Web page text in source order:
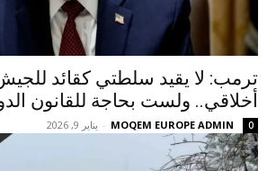
ترمب: لا يقيد سلطتي كقائد
أخلاقي.. ولست بحاجة للقانون
MOQEM EUROPE ADMIN
- يناير 9, 2026 0